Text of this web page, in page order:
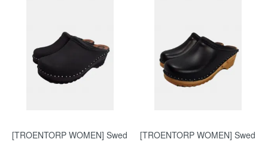
[TROENTORP WOMEN] Swed
[TROENTORP WOMEN] Swed